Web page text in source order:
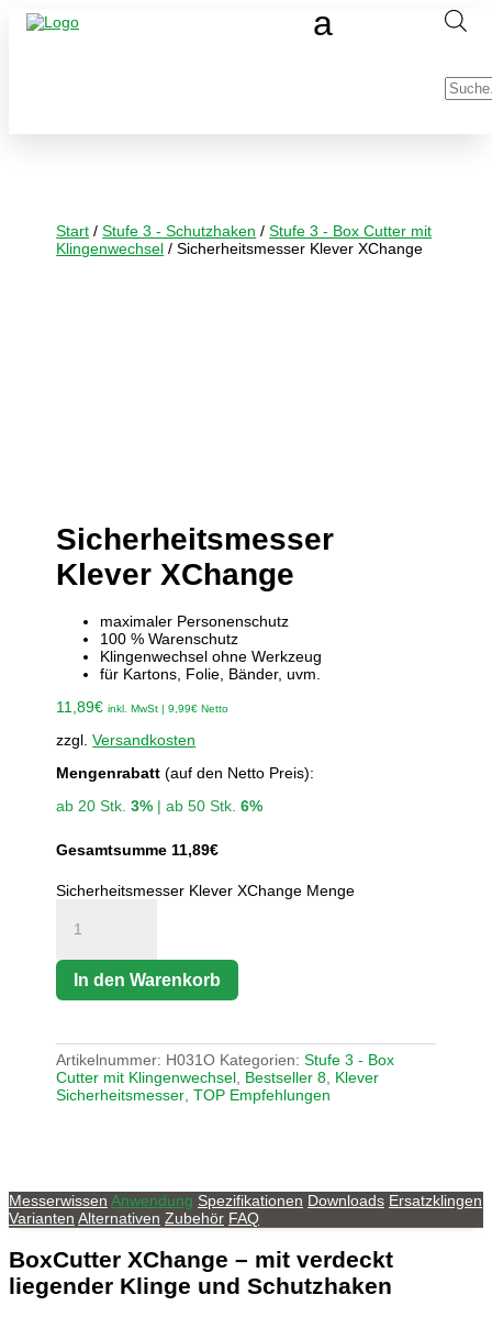
Start /Stufe 3 - Schutzhaken /Stufe 3 - Box Cutter mit
Klingenwechsel / Sicherheitsmesser Klever XChange
Sicherheitsmesser
Klever XChange
maximaler Personenschutz
100 % Warenschutz
Klingenwechsel ohne Werkzeug
für Kartons, Folie, Bänder, uvm.
11,89€ inkl. MwSt |9,99€ Netto
zzgl.Versandkosten
Mengenrabatt (auf den Netto Preis):
ab 20 Stk.3% | ab 50 Stk.6%
Gesamtsumme 11,89€
Sicherheitsmesser Klever XChange Menge
In den Warenkorb
Artikelnummer: H031O Kategorien:Stufe 3 - Box
Cutter mit Klingenwechsel Bestseller 8 Klever
Sicherheitsmesser ,TOP Empfehlungen
Messerwissen Anwendung Spezifikationen Downloads Ersatzklingen
Varianten Alternativen Zubehör FAQ
BoxCutter XChange – mit verdeckt
liegender Klinge und Schutzhaken